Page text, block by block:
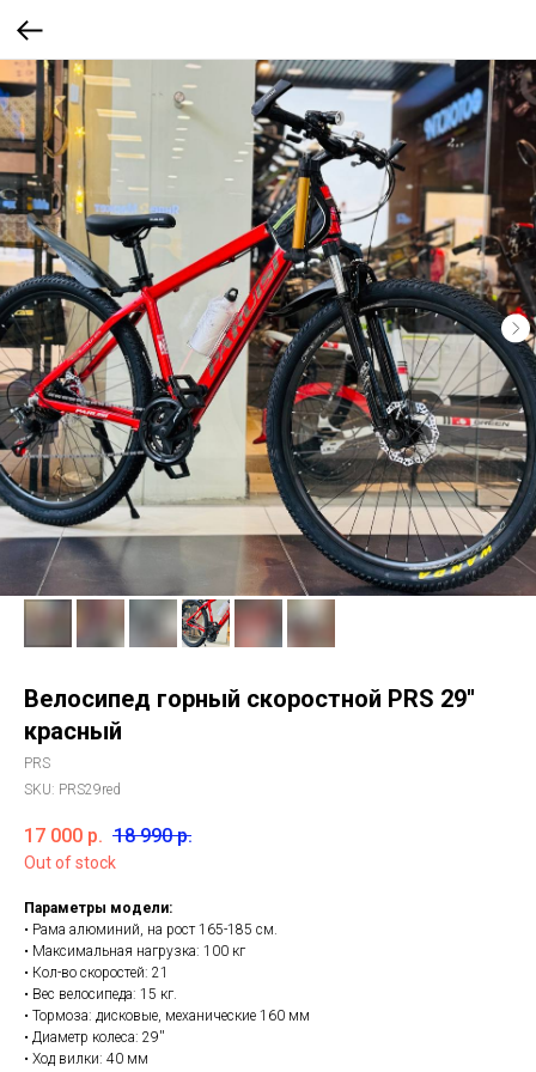
Велосипед горный скоростной PRS 29''
красный
PRS
SKU: PRS29red
17 000 р. 18 990 р.
Out of stock
Параметры модели:
• Рама алюминий, на рост 165-185 см.
• Максимальная нагрузка: 100 кг
• Кол-во скоростей: 21
• Вес велосипеда: 15 кг.
• Тормоза: дисковые, механические 160 мм
• Диаметр колеса: 29''
• Ход вилки: 40 мм